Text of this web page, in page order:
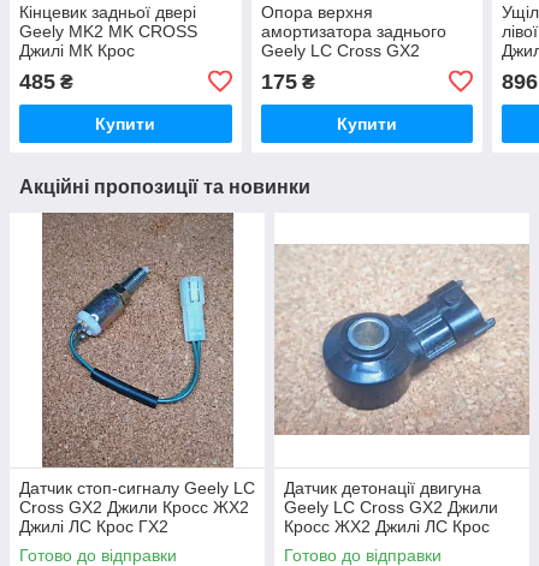
Кінцевик задньої двері
Geely MK2 MK CROSS
Джилі МК Крос
485 ₴
Купити
Опора верхня
амортизатора заднього
Geely LC Cross GX2
Джилі ЛС Крос ГХ2
175₴
Купити
896
Акційні пропозиції та новинки
Датчик стоп-сигналу Geely LC
Cross GX2 Джили Кросс ЖХ2
Джилі ЛС Крос ГХ2
Готово до відправки
Датчик детонації двигуна
Geely LC Cross GX2 Джили
Кросс ЖХ2 Джилі ЛС Крос
ГХ2
Готово до відправки